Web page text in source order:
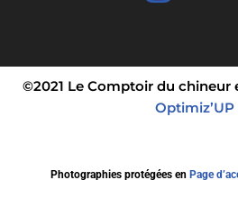
©2021 Le Comptoir du chineur
Photographies protégées en Page